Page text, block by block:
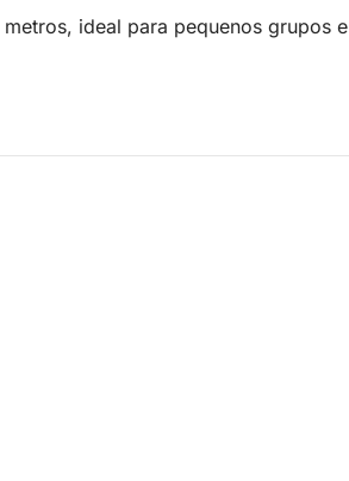
ideal para pequenos grupos e